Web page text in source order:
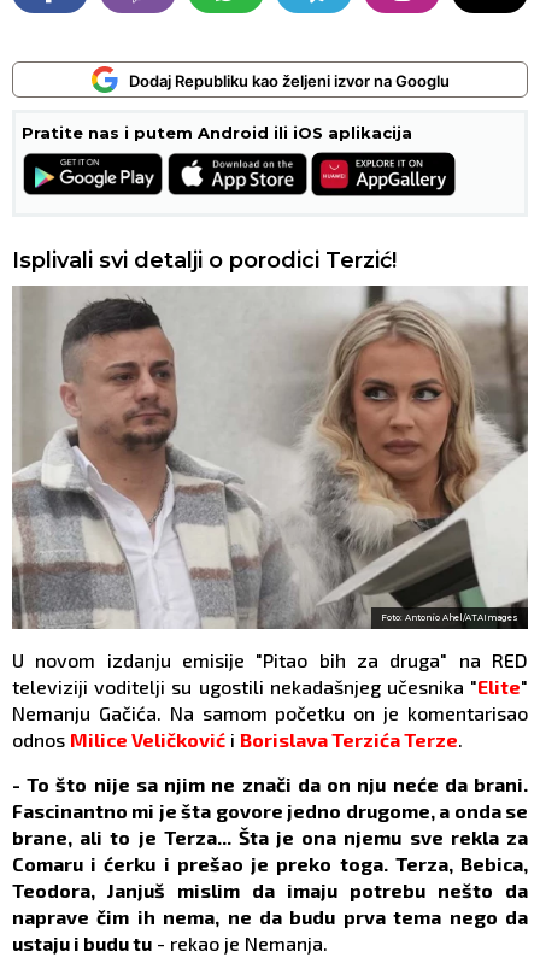
Dodaj Republiku kao željeni izvor na Googlu
Pratite nas i putem Android ili iOS aplikacija
Isplivali svi detalji o porodici Terzić!
Foto: Antonio Ahel/ATAImages
U novom izdanju emisije "Pitao bih za druga" na RED
televiziji voditelji su ugostili nekadašnjeg učesnika "Elite"
Nemanju Gačića. Na samom početku on je komentarisao
odnos Milice Veličković i Borislava Terzića Terze.
- To što nije sa njim ne znači da on nju neće da brani.
Fascinantno mi je šta govore jedno drugome, a onda se
brane, ali to je Terza... Šta je ona njemu sve rekla za
Comaru i ćerku i prešao je preko toga. Terza, Bebica,
Teodora, Janjuš mislim da imaju potrebu nešto da
naprave čim ih nema, ne da budu prva tema nego da
ustaju i budu tu - rekao je Nemanja.